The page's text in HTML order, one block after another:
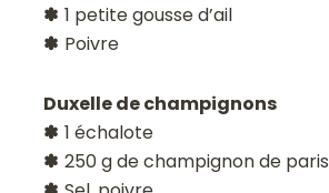
✽1 petite gousse d’ail
✽ Poivre
Duxelle de champignons
✽1 échalote
✽250 g de champignon de paris